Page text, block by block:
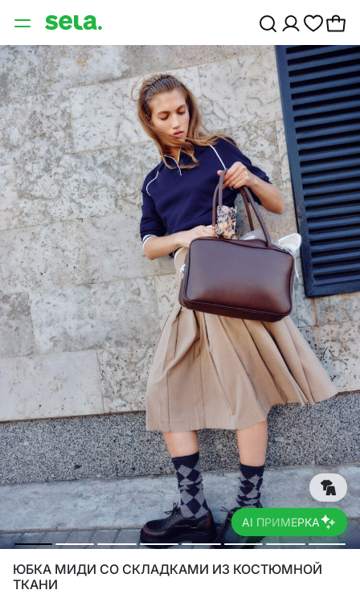
AI ПРИМЕРКА
ЮБКА МИДИ СО СКЛАДКАМИ ИЗ КОСТЮМНОЙ
ТКАНИ